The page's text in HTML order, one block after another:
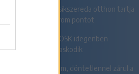
Az FK Csíkszereda otthon tartja
mindhárom pontot
A Sepsi OSK idegenben
diadalmaskodik
Egyik sem, döntetlennel zárul a